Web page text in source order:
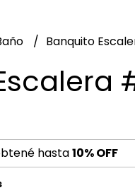
Banquito
hasta10% OFF